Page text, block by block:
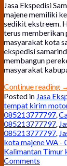
Jasa Ekspedisi
majene memiliki
sedikit ekstreem.
terus memberikan
masyarakat kota
ekspedisi
membangun
masyarakat
Continue reading
Posted in Jasa
tempat kirim
085213777797,
085213777797,
085213777797,
kota majene WA -
Kalimantan Timur
Comments